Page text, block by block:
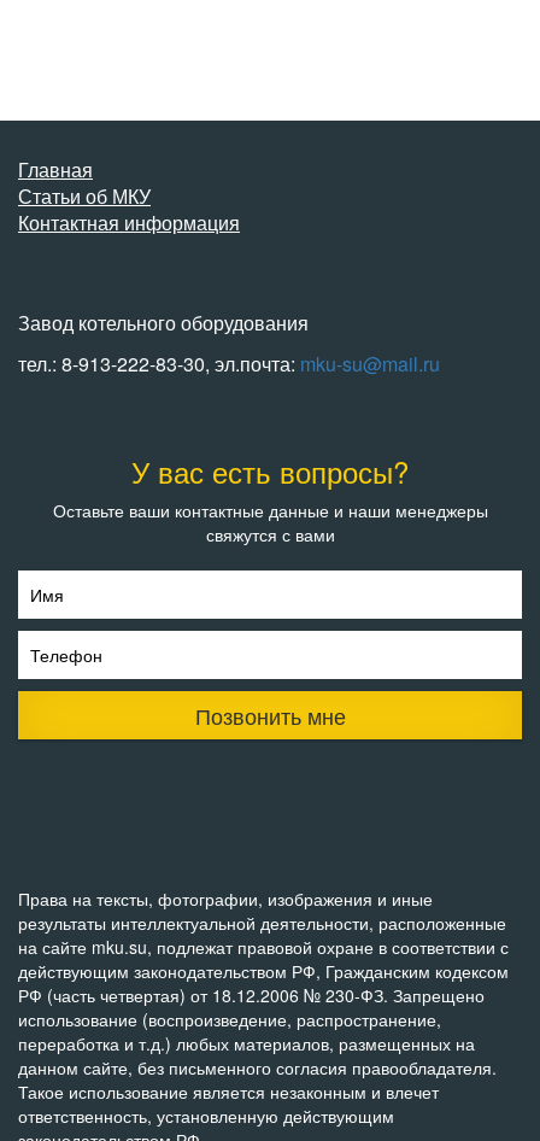
Главная
Статьи об МКУ
Контактная информация
Завод котельного оборудования
тел.: 8-913-222-83-30, эл.почта: mku-su@mail.ru
У вас есть вопросы?
Оставьте ваши контактные данные и наши менеджеры
свяжутся с вами
Имя
Телефон
Позвонить мне
Права на тексты, фотографии, изображения и иные
результаты интеллектуальной деятельности, расположенные
на сайте mku.su, подлежат правовой охране в соответствии с
действующим законодательством РФ, Гражданским кодексом
РФ (часть четвертая) от 18.12.2006 № 230-ФЗ. Запрещено
использование (воспроизведение, распространение,
переработка и т.д.) любых материалов, размещенных на
данном сайте, без письменного согласия правообладателя.
Такое использование является незаконным и влечет
ответственность, установленную действующим